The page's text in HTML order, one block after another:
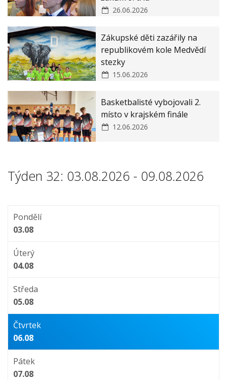
Zásady ochrany osobních údajů
Prohlášení o ochraně oznamovatelů
26.06.2026
Zákupské děti zazářily na
republikovém kole Medvědí
stezky
15.06.2026
Basketbalisté vybojovali 2.
místo v krajském finále
12.06.2026
Týden 32: 03.08.2026 - 09.08.2026
Pondělí
03.08
Úterý
04.08
Středa
05.08
Čtvrtek
06.08
Pátek
07.08